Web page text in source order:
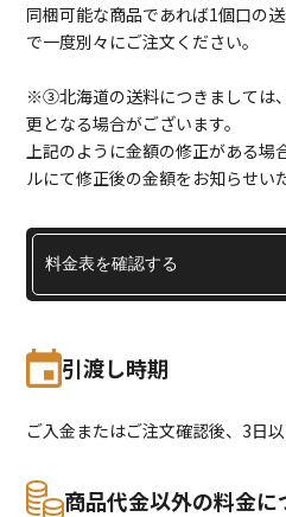
同梱可能な商品であれば1個口の
で一度別々にご注文ください。
※③北海道の送料につきましては
更となる場合がございます。
上記のように金額の修正がある
ルにて修正後の金額をお知らせい
料金表を確認する
引渡し時期
ご入金またはご注文確認後、3日以
商品代金以外の料金に